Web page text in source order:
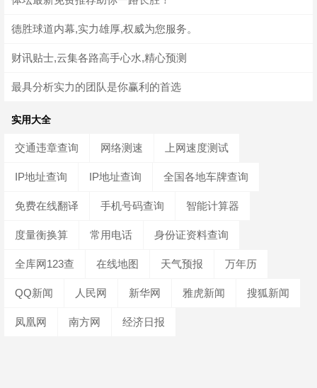
德胜球道内幕,实力雄厚,权威为您服务。
财讯贴士,云集各路高手心水,精心预测
最具分析实力的团队是你赢利的首选
实用大全
交通违章查询 网络测速 上网速度测试
IP地址查询 IP地址查询 全国各地车牌查询
免费在线翻译 手机号码查询 智能计算器
度量衡换算 常用电话 身份证资料查询
全库网123查 在线地图 天气预报 万年历
QQ新闻 人民网 新华网 雅虎新闻 搜狐新闻
凤凰网 南方网 经济日报